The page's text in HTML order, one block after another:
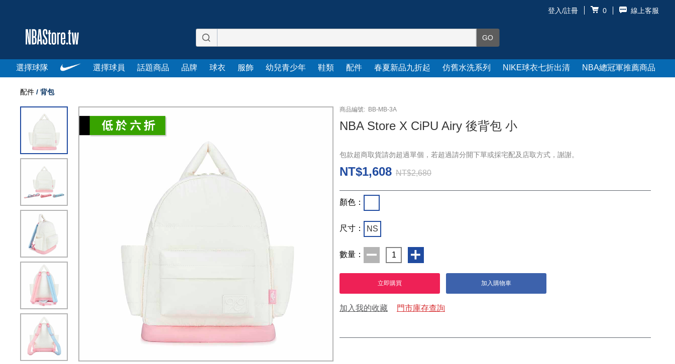
登入/註冊 0 線上客服
選擇球隊 選擇球員 話題商品 品牌 球衣 服飾 幼兒青少年 鞋類 配件 春夏新品九折起 仿舊水洗系列 NIKE球衣七折出清 NBA總冠軍推薦商品
配件 / 背包
商品編號: BB-MB-3A
NBA Store X CiPU Airy 後背包 小
包款超商取貨請勿超過單個，若超過請分開下單或採宅配及店取方式，謝謝。
NT$1,608 NT$2,680
顏色：
尺寸： NS
數量： 1
立即購買 加入購物車
加入我的收藏 門市庫存查詢